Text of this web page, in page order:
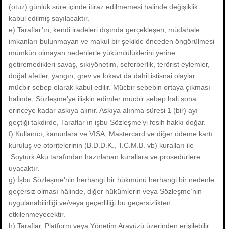
(otuz) günlük süre içinde itiraz edilmemesi halinde değişiklik
kabul edilmiş sayılacaktır.
e) Taraflar’ın, kendi iradeleri dışında gerçekleşen, müdahale
imkanları bulunmayan ve makul bir şekilde önceden öngörülmesi
mümkün olmayan nedenlerle yükümlülüklerini yerine
getiremedikleri savaş, sıkıyönetim, seferberlik, terörist eylemler,
doğal afetler, yangın, grev ve lokavt da dahil istisnai olaylar
mücbir sebep olarak kabul edilir. Mücbir sebebin ortaya çıkması
halinde, Sözleşme’ye ilişkin edimler mücbir sebep hali sona
erinceye kadar askıya alınır. Askıya alınma süresi 1 (bir) ayı
geçtiği takdirde, Taraflar’ın işbu Sözleşme’yi fesih hakkı doğar.
f) Kullanıcı, kanunlara ve VISA, Mastercard ve diğer ödeme kartı
kuruluş ve otoritelerinin (B.D.D.K., T.C.M.B. vb) kuralları ile
Soyturk Aku tarafından hazırlanan kurallara ve prosedürlere
uyacaktır.
g) İşbu Sözleşme’nin herhangi bir hükmünü herhangi bir nedenle
geçersiz olması hâlinde, diğer hükümlerin veya Sözleşme’nin
uygulanabilirliği ve/veya geçerliliği bu geçersizlikten
etkilenmeyecektir.
h) Taraflar, Platform veya Yönetim Arayüzü üzerinden erişilebilir